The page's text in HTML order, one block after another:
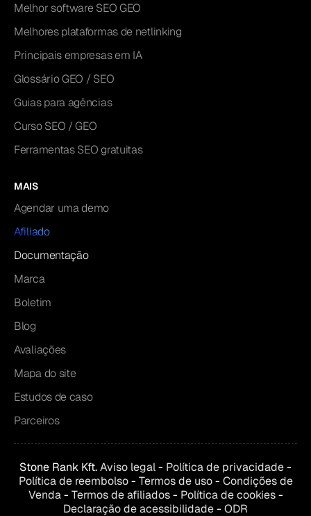
Melhor software SEO GEO
Melhores plataformas de netlinking
Principais empresas em IA
Glossário GEO / SEO
Guias para agências
Curso SEO / GEO
Ferramentas SEO gratuitas
MAIS
Agendar uma demo
Afiliado
Documentação
Marca
Boletim
Blog
Avaliações
Mapa do site
Estudos de caso
Parceiros
Stone Rank Kft.Aviso legal- Política de privacidade-
Política de reembolso- Termos de uso- Condições de
Venda- Termos de afiliados- Política de cookies-
Declaração de acessibilidade- ODR